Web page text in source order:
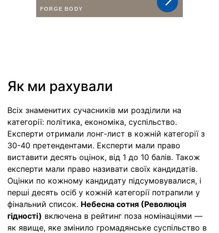
Як ми рахували
Всіх знаменитих сучасників ми розділили на
категорії: політика, економіка, суспільство.
Експерти отримали лонг-лист в кожній категорії з
30-40 претендентами. Експерти мали право
виставити десять оцінок, від 1 до 10 балів. Також
експерти мали право називати своїх кандидатів.
Оцінки по кожному кандидату підсумовувалися, і
перші десять осіб у кожній категорії потрапили у
фінальний список. Небесна сотня (Революція
гідності) включена в рейтинг поза номінаціями —
як явище, яке змінило громадянське суспільство в